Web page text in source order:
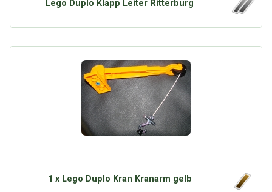
Lego Duplo Klapp Leiter Ritterburg
1 x Lego Duplo Kran Kranarm gelb